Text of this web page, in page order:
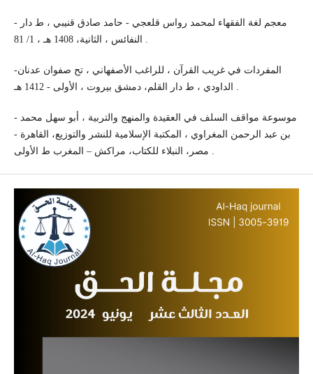
- معجم لغة الفقهاء لمحمد رواس قلعجي - حامد صادق قنيبي ، ط دار
-المفردات في غريب القرآن ، للراغب الأصفهاني ، تح صفوان عدنان
- موسوعة مواقف السلف في العقيدة والمنهج والتربية ، أبو سهل محمد
بن عبد الرحمن المغراوي ، المكتبة الإسلامية للنشر والتوزيع، القاهرة -